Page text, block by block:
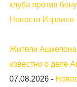
клуба против
Новости Израиля
Жители
известно о деле
07.08.2026 -